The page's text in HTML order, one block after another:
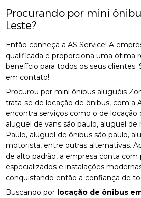
Procurando por mini
Leste?
Então conheça a AS Service! A
qualificada e proporciona uma ótima
benefício para todos os seus clientes.
em contato!
Procurou por mini ônibus aluguéis
trata-se de locação de ônibus, com a
encontra serviços como o de locação
aluguel de vans são paulo, aluguel de
Paulo, aluguel de ônibus são paulo,
motorista, entre outras alternativas.
de alto padrão, a empresa conta com
especializados e instalações
conquistando então a confiança de
Buscando por locação de ônibus